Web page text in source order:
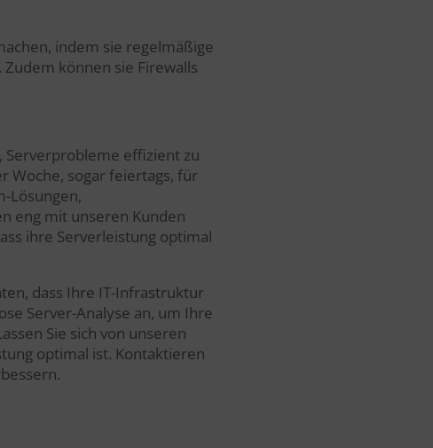
indem sie regelmäßige
können sie Firewalls
Serverprobleme effizient zu
Woche, sogar feiertags, für
Lösungen,
eng mit unseren Kunden
ihre Serverleistung optimal
dass Ihre IT-Infrastruktur
Server-Analyse an, um Ihre
Sie sich von unseren
optimal ist. Kontaktieren